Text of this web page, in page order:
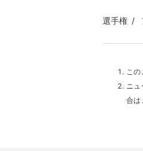
選手権
こ
ニ
合は